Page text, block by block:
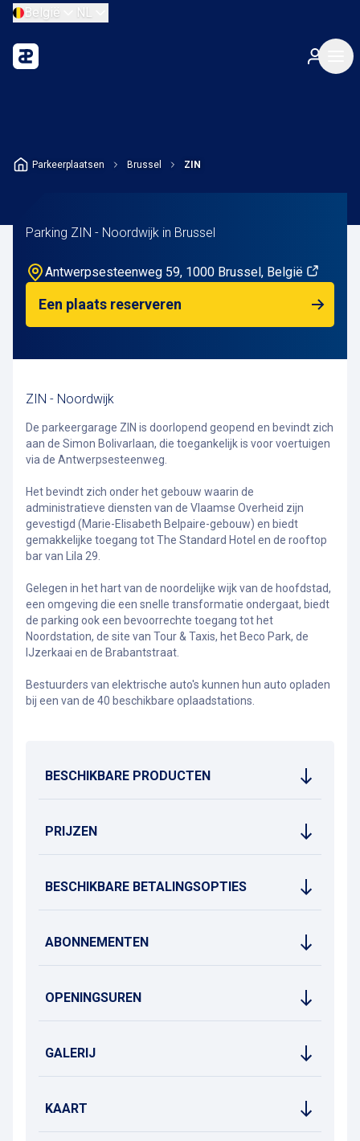
België NL
Parkeerplaatsen Brussel ZIN
Parking ZIN - Noordwijk in Brussel
Antwerpsesteenweg 59, 1000 Brussel, België
Een plaats reserveren
ZIN - Noordwijk
De parkeergarage ZIN is doorlopend geopend en bevindt zich
aan de Simon Bolivarlaan, die toegankelijk is voor voertuigen
via de Antwerpsesteenweg.
Het bevindt zich onder het gebouw waarin de
administratieve diensten van de Vlaamse Overheid zijn
gevestigd (Marie-Elisabeth Belpaire-gebouw) en biedt
gemakkelijke toegang tot The Standard Hotel en de rooftop
bar van Lila 29.
Gelegen in het hart van de noordelijke wijk van de hoofdstad,
een omgeving die een snelle transformatie ondergaat, biedt
de parking ook een bevoorrechte toegang tot het
Noordstation, de site van Tour & Taxis, het Beco Park, de
IJzerkaai en de Brabantstraat.
Bestuurders van elektrische auto's kunnen hun auto opladen
bij een van de 40 beschikbare oplaadstations.
BESCHIKBARE PRODUCTEN
PRIJZEN
BESCHIKBARE BETALINGSOPTIES
ABONNEMENTEN
OPENINGSUREN
GALERIJ
KAART